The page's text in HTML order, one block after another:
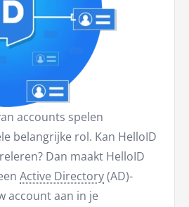
accounts spelen
belangrijke rol. Kan HelloID
Dan maakt HelloID
Active Directory(AD)-
account aan in je